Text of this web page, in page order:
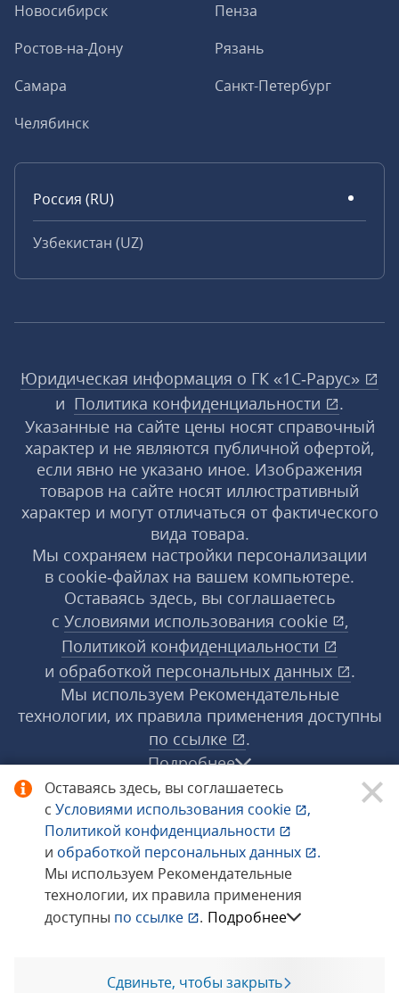
Оставаясь здесь, вы соглашаетесь
с Условиями использования cookie
,
Политикой конфиденциальности
и обработкой персональных данных
.
Мы используем Рекомендательные
технологии, их правила применения
доступны по ссылке . Подробнее
Сдвиньте, чтобы закрыть
Новосибирск
Пенза
Ростов-на-Дону
Рязань
Самара
Санкт-Петербург
Челябинск
Россия (RU)
Узбекистан (UZ)
Юридическая информация о ГК «1С‑Рарус»
и Политика конфиденциальности
.
Указанные на сайте цены носят справочный
характер и не являются публичной офертой,
если явно не указано иное. Изображения
товаров на сайте носят иллюстративный
характер и могут отличаться от фактического
вида товара.
Мы сохраняем настройки персонализации
в cookie‑файлах на вашем компьютере.
Оставаясь здесь, вы соглашаетесь
с Условиями использования cookie
,
Политикой конфиденциальности
и обработкой персональных данных
.
Мы используем Рекомендательные
технологии, их правила применения доступны
по ссылке
.
Подробнее
© 1998−2026 «1С‑Рарус» ®. Все права
защищены.
Сообщить об ошибке
Позвоните мне